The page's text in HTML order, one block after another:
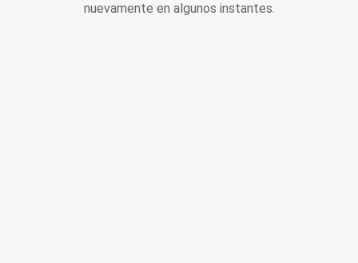
nuevamente en algunos instantes.